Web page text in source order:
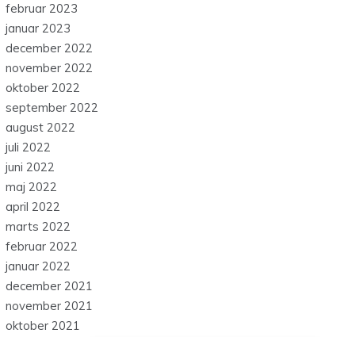
februar 2023
januar 2023
december 2022
november 2022
oktober 2022
september 2022
august 2022
juli 2022
juni 2022
maj 2022
april 2022
marts 2022
februar 2022
januar 2022
december 2021
november 2021
oktober 2021